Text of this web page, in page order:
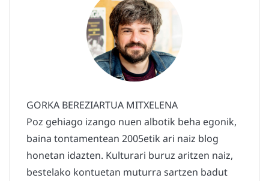
GORKA BEREZIARTUA MITXELENA
Poz gehiago izango nuen albotik beha egonik,
baina tontamentean 2005etik ari naiz blog
honetan idazten. Kulturari buruz aritzen naiz,
bestelako kontuetan muturra sartzen badut